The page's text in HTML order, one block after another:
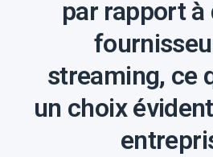
par rapport à
streaming, ce
un choix